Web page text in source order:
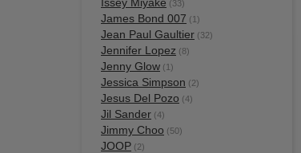
(33)
James Bond 007 (1)
Jean Paul Gaultier (32)
Jennifer Lopez (8)
Jenny Glow (1)
Jessica Simpson (2)
Jesus Del Pozo (4)
Jil Sander (4)
Jimmy Choo (50)
JOOP (2)